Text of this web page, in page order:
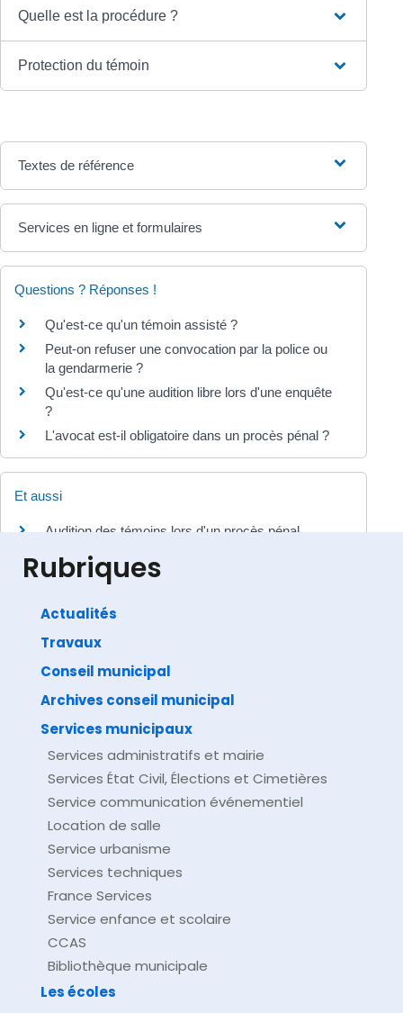
Quelle est la procédure ?
Protection du témoin
Textes de référence
Services en ligne et formulaires
Questions ? Réponses !
Qu'est-ce qu'un témoin assisté ?
Peut-on refuser une convocation par la police ou
la gendarmerie ?
Qu'est-ce qu'une audition libre lors d'une enquête
?
L'avocat est-il obligatoire dans un procès pénal ?
Et aussi
Audition des témoins lors d'un procès pénal
Direction de l'information légale et administrative
Rubriques
Actualités
Travaux
Conseil municipal
Archives conseil municipal
Services municipaux
Services administratifs et mairie
Services État Civil, Élections et Cimetières
Service communication événementiel
Location de salle
Service urbanisme
Services techniques
France Services
Service enfance et scolaire
CCAS
Bibliothèque municipale
Les écoles